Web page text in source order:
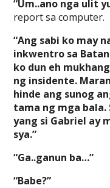
“Um..ano nga ulit
report sa computer.
“Ang sabi ko may
inkwentro sa
ko dun eh
ng insidente.
hinde ang sunog
tama ng mga
yang si Gabriel ay
sya.”
“Ga..ganun ba…”
“Babe?”